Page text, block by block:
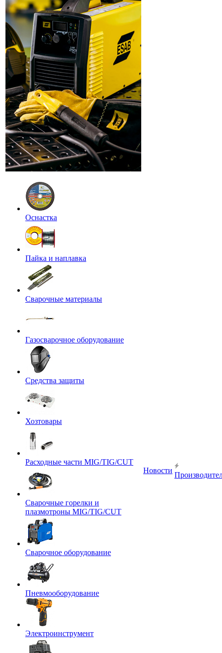
Оснастка
Пайка и наплавка
Сварочные материалы
Газосварочное оборудование
Средства защиты
Хозтовары
Расходные части MIG/TIG/CUT
Сварочные горелки и
плазмотроны MIG/TIG/CUT
Сварочное оборудование
Пневмооборудование
Электроинструмент
Новости